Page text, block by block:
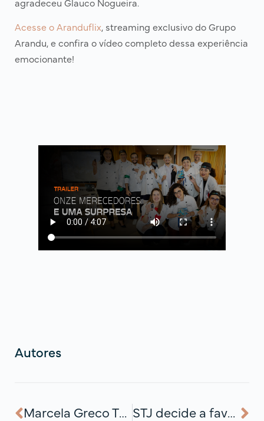
agradeceu Glauco Nogueira.
Acesse o Aranduflix, streaming exclusivo do Grupo
Arandu, e confira o vídeo completo dessa experiência
emocionante!
Autores
Marcela Greco Thomaz, sócia da LMA, está entre as advogadas mais admiradas do país em 2023 STJ decide a favor do contribuinte para devolução de ICMS-ST, afastando o artigo 166 do CTN